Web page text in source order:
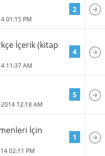
01:15 PM
2
İçerik (kitap
11:37 AM
4
12:18 AM
5
İçin
02:11 PM
1